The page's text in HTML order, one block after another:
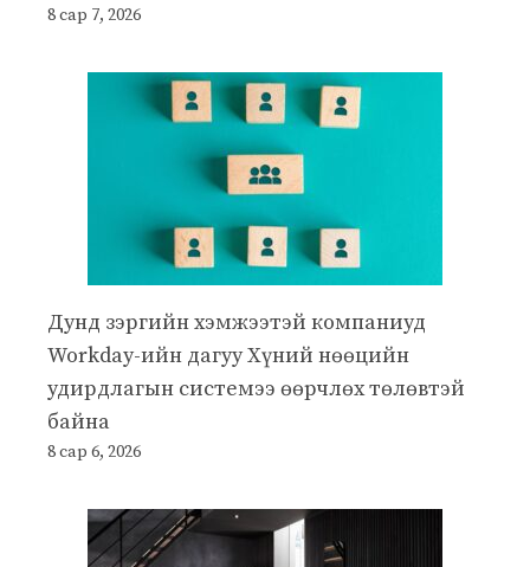
8 сар 7, 2026
Дунд зэргийн хэмжээтэй компаниуд
Workday-ийн дагуу Хүний нөөцийн
удирдлагын системээ өөрчлөх төлөвтэй
байна
8 сар 6, 2026